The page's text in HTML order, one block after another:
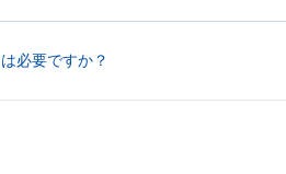
必要ですか？